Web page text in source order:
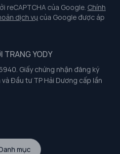
mục
sức khoẻ nghề nghiệp
reCAPTCHA của Google. Chính
dịch vụ của Google được áp
TRANG YODY
Giấy chứng nhận đăng ký
Đầu tư TP Hải Dương cấp lần